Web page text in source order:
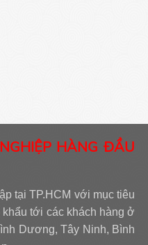
HÀNG ĐẦU
tại TP.HCM với mục tiêu
khẩu tới các khách hàng ở
Dương, Tây Ninh, Bình